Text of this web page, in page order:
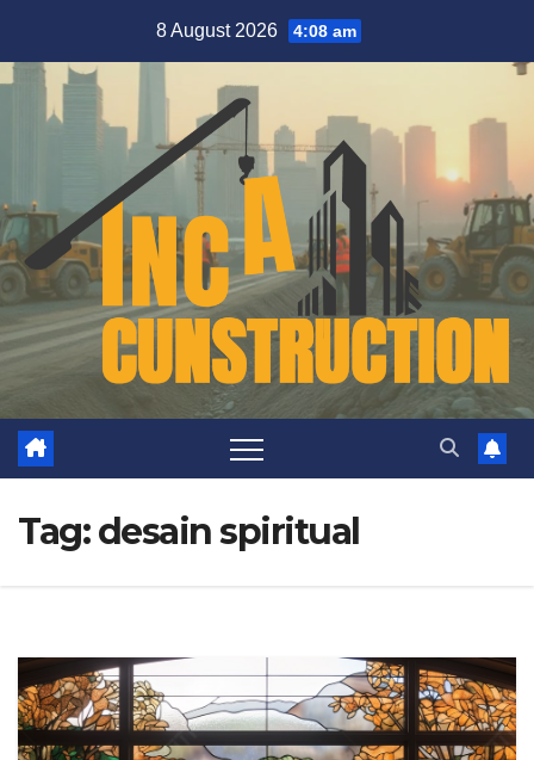
content
8 August 2026 4:08 am
Tag:desain spiritual